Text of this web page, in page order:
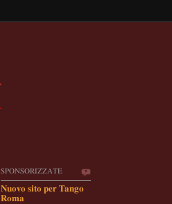
SPONSORIZZATE
Nuovo sito per Tango
Roma